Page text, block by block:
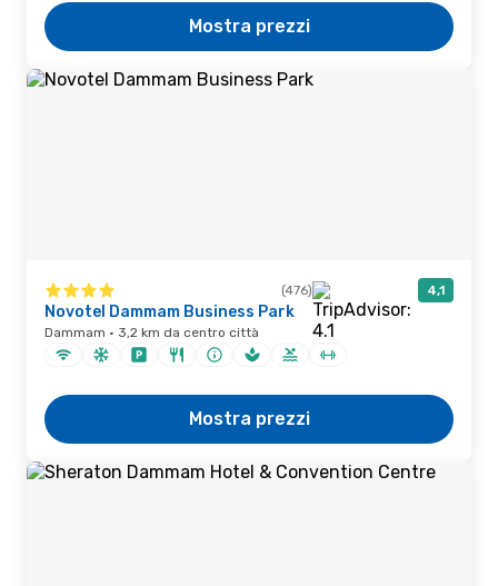
Mostra prezzi
(476) 4,1
Novotel Dammam Business Park
Dammam · 3,2 km da centro città
Mostra prezzi